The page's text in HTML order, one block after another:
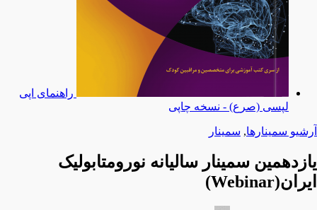
راهنمای اپی
لپسی (صرع) - نسخه چاپی
آرشیو سمینارها, سمینار
یازدهمین سمینار سالیانه نورومتابولیک
ایران(Webinar)